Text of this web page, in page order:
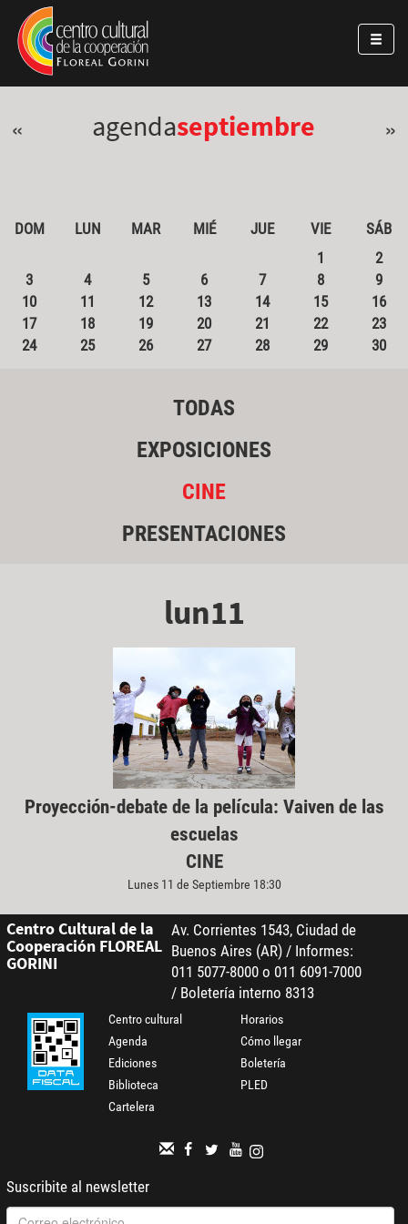
Pasar al contenido principal
Jump to main content
« agendaseptiembre »
DOM LUN MAR MIÉ JUE VIE
SÁB
1
2
3
4 5 6 7 8
9
10
11 12 13 14 15
16
17
18 19 20 21 22
23
24
25 26 27 28 29 30
TODAS
EXPOSICIONES
CINE
PRESENTACIONES
lun11
Proyección-debate de la película: Vaiven de las
escuelas
CINE
Lunes 11 de Septiembre 18:30
Centro Cultural de la
Cooperación FLOREAL
GORINI
Av. Corrientes 1543, Ciudad de
Buenos Aires (AR) / Informes:
011 5077-8000 o 011 6091-7000
/ Boletería interno 8313
Centro cultural
Agenda
Ediciones
Biblioteca
Cartelera
Horarios
Cómo llegar
Boletería
PLED
Suscribite al newsletter